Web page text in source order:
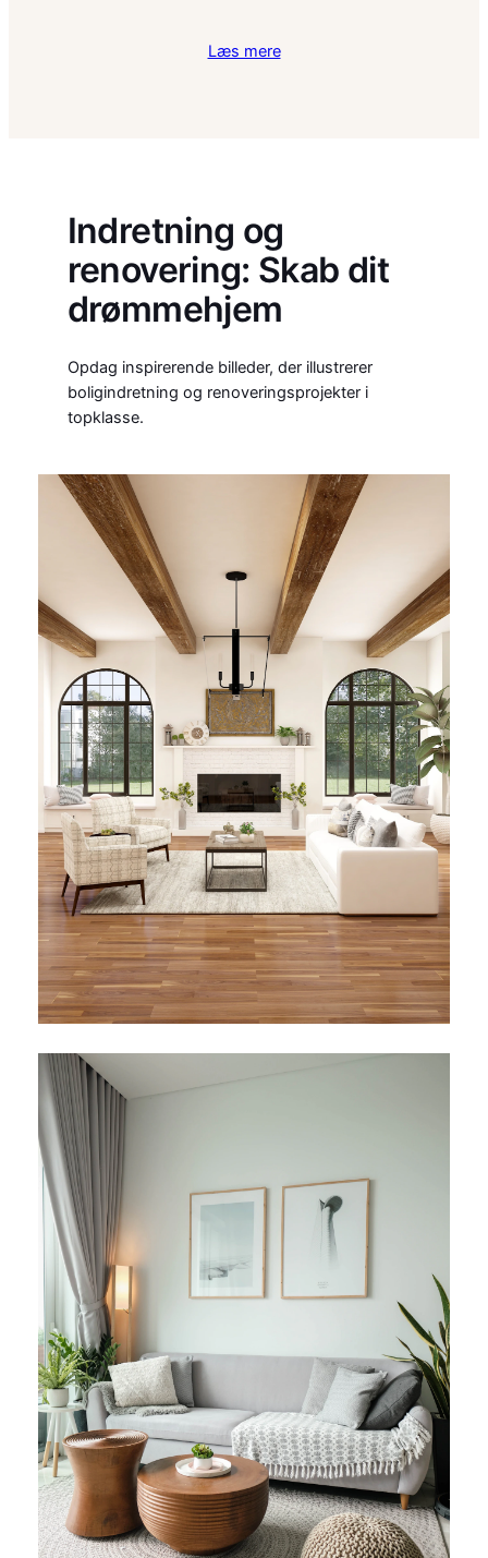
Læs mere
Indretning og
renovering: Skab dit
drømmehjem
Opdag inspirerende billeder, der illustrerer
boligindretning og renoveringsprojekter i
topklasse.